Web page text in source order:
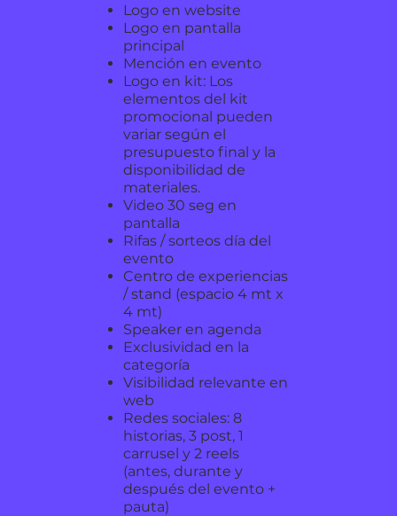
Logo en website
Logo en pantalla
principal
Mención en evento
Logo en kit: Los
elementos del kit
promocional pueden
variar según el
presupuesto final y la
disponibilidad de
materiales.
Video 30 seg en
pantalla
Rifas / sorteos día del
evento
Centro de experiencias
/ stand (espacio 4 mt x
4 mt)
Speaker en agenda
Exclusividad en la
categoría
Visibilidad relevante en
web
Redes sociales: 8
historias, 3 post, 1
carrusel y 2 reels
(antes, durante y
después del evento +
pauta)